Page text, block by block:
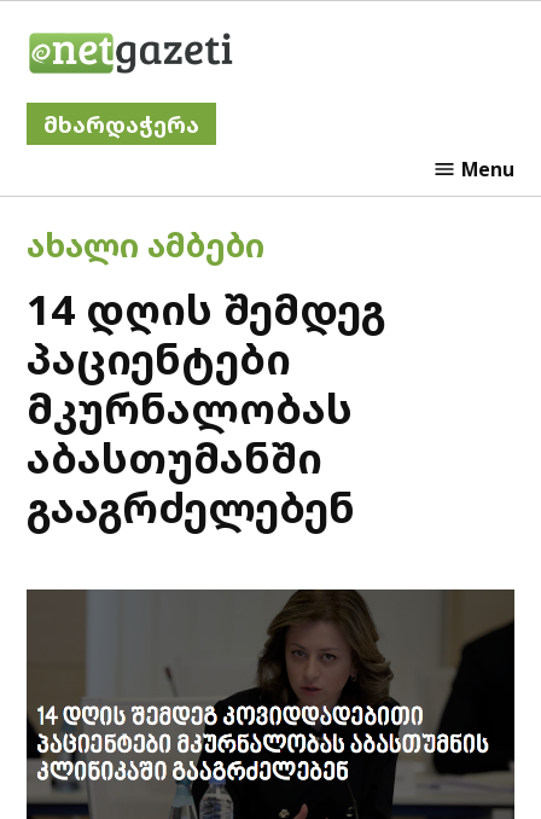
მხარდაჭერა
Menu
POSTED
ᲐᲮᲐᲚᲘ ᲐᲛᲑᲔᲑᲘ
14 დღის შემდეგ
პაციენტები
მკურნალობას
აბასთუმანში
გააგრძელებენ